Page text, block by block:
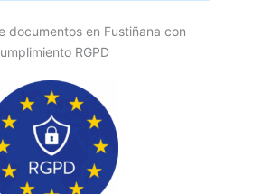
documentos en Fustiñana con
RGPD